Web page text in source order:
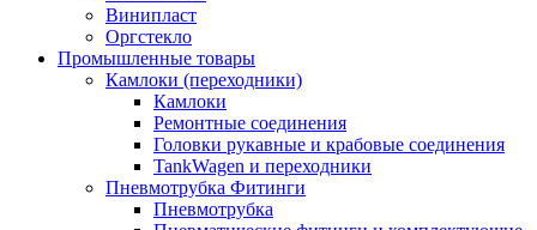
Винипласт
Оргстекло
Промышленные товары
Камлоки (переходники)
Камлоки
Ремонтные соединения
Головки рукавные и крабовые соединения
TankWagen и переходники
Пневмотрубка Фитинги
Пневмотрубка